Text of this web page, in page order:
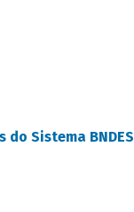
Sistema BNDES